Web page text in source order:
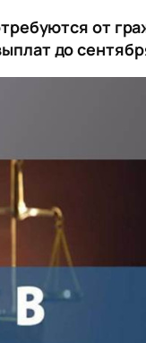
от
до